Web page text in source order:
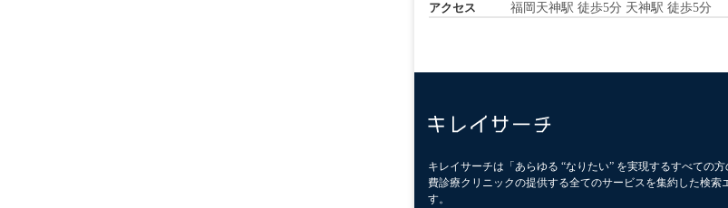
アクセス 福岡天神駅 徒歩5分 天神駅 徒歩5分
キレイサーチは「あらゆる “なりたい” を実現するすべての方
費診療クリニックの提供する全てのサービスを集約した検索
す。